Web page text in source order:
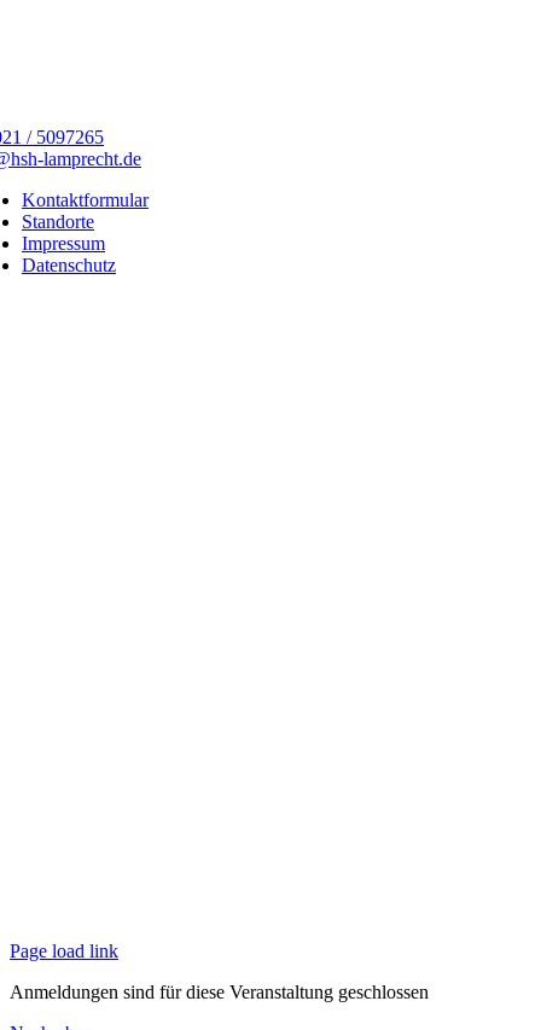
/ 5097265
lamprecht.de
Kontaktformular
Standorte
Impressum
Datenschutz
Page load link
Anmeldungen sind für diese Veranstaltung geschlossen